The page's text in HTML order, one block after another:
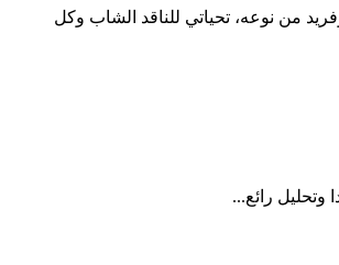
من نوعه، تحياتي للناقد الشاب وكل
وتحليل رائع...